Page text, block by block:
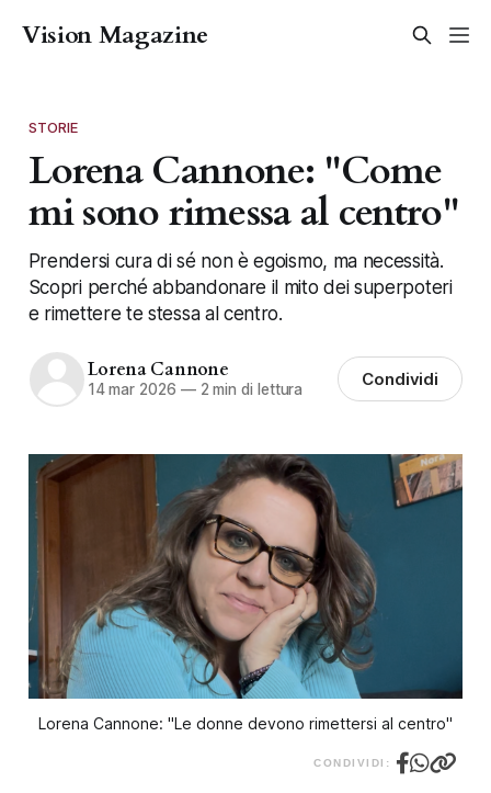
Vision Magazine
STORIE
Lorena Cannone: "Come
mi sono rimessa al centro"
Prendersi cura di sé non è egoismo, ma necessità.
Scopri perché abbandonare il mito dei superpoteri
e rimettere te stessa al centro.
Lorena Cannone
14 mar 2026 —2 min di lettura Condividi
Lorena Cannone: "Le donne devono rimettersi al centro"
CONDIVIDI: